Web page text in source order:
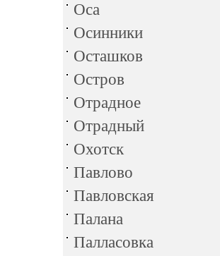
Оса
Осинники
Осташков
Остров
Отрадное
Отрадный
Охотск
Павлово
Павловская
Палана
Палласовка